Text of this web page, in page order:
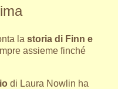
la storia di Finn e
assieme finché
di Laura Nowlin ha